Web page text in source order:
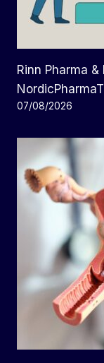
Rinn Pharma
07/08/2026